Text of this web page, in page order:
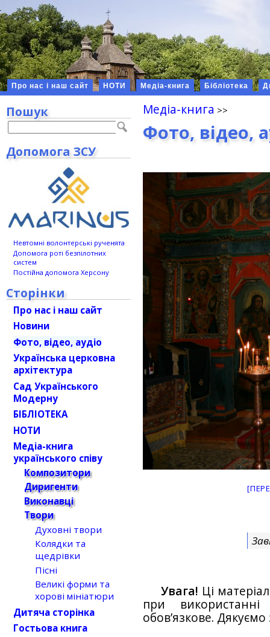
Про нас і наш сайт НОТИ Медіа-книга Бібліотека
Медіа-книга
Фото, відео,
Увага! Ці
при
обов’язкове.
Пошук
Допомога ЗСУ
Невтомні волонтерські рученята
Допомога роті безпілотних
систем
Постійна допомога Херсону
Сторінки
Про нас і наш сайт
Новини
Фото, відео, аудіо
Українська церковна
архітектура
Сад Українського
Модерну
БІБЛІОТЕКА
НОТИ
Медіа-книга
українського співу
Композитори
Диригенти
Виконавці
Твори
Духовні твори
Колядки та
щедрівки
Пісні
Великі форми та
хорові мініатюри
Дитяча сторінка
Гостьова книга